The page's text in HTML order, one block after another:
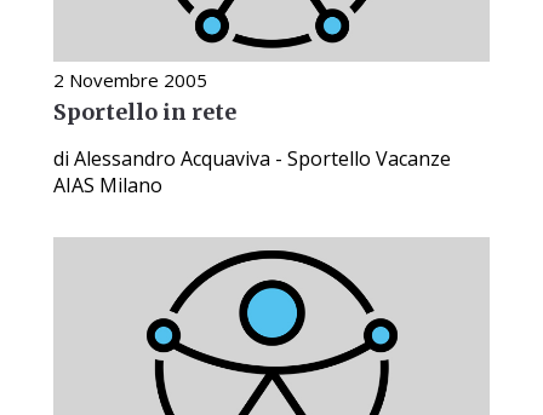
2 Novembre 2005
Sportello in rete
di Alessandro Acquaviva - Sportello Vacanze
AIAS Milano